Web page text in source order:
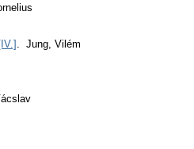
. Jung, Vilém